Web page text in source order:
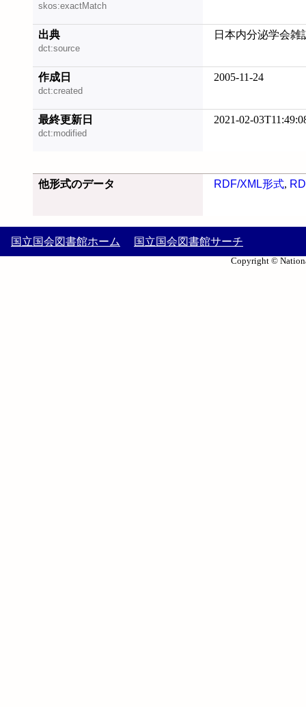
skos:exactMatch
出典
dct:source
日本内分泌学会雑
作成日
dct:created
2005-11-24
最終更新日
dct:modified
2021-02-
他形式のデータ RDF/XML形式,
国立国会図書館ホーム 国立国会図書館サーチ
Copyright ©